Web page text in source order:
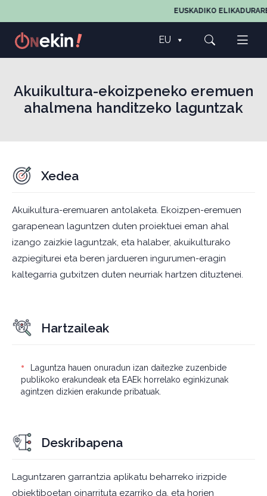
EUSKADIKO
EU
Akuikultura-ekoizpeneko eremuen
ahalmena handitzeko laguntzak
Xedea
Akuikultura-eremuaren antolaketa. Ekoizpen-eremuen
garapenean laguntzen duten proiektuei eman ahal
izango zaizkie laguntzak, eta halaber, akuikulturako
azpiegiturei eta beren jardueren ingurumen-eragin
kaltegarria gutxitzen duten neurriak hartzen dituztenei.
Hartzaileak
Laguntza hauen onuradun izan daitezke zuzenbide
publikoko erakundeak eta EAEk horrelako eginkizunak
agintzen dizkien erakunde pribatuak.
Deskribapena
Laguntzaren garrantzia aplikatu beharreko irizpide
objektiboetan oinarrituta ezarriko da, eta horien